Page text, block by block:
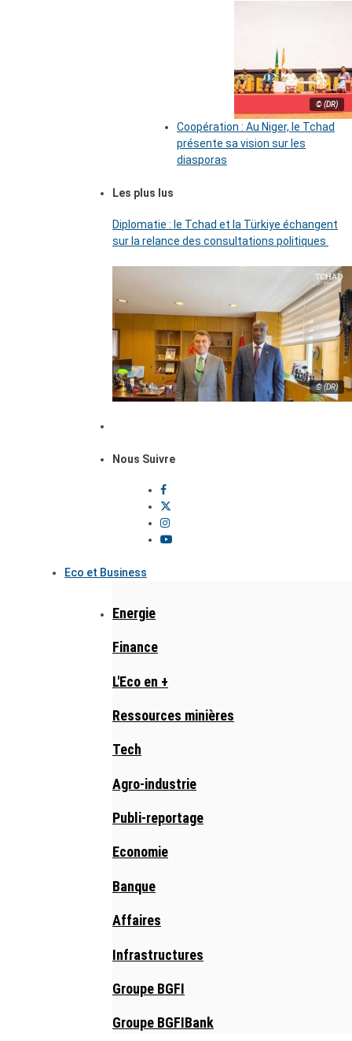
© (DR)
Coopération : Au Niger, le Tchad
présente sa vision sur les
diasporas
Les plus lus
Diplomatie : le Tchad et la Türkiye échangent
sur la relance des consultations politiques
© (DR)
Nous Suivre
Eco et Business
Energie
Finance
L'Eco en +
Ressources minières
Tech
Agro-industrie
Publi-reportage
Economie
Banque
Affaires
Infrastructures
Groupe BGFI
Groupe BGFIBank